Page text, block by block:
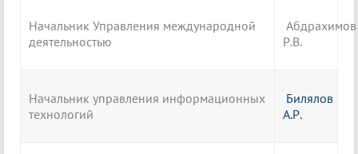
Начальник Управления международной
деятельностью
Абдрахимов
Р.В.
Начальник управления информационных
технологий
Билялов
А.Р.